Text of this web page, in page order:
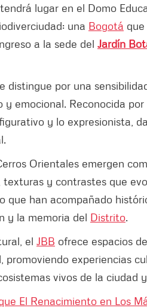
lugar en el Domo
una Bogotá
a la sede del Jardín
distingue por una
y emocional. Reconocida
y lo expresionista,
Orientales emergen
texturas y contrastes que
que han acompañado
y la memoria del Distrito.
el JBB ofrece espacios
promoviendo experiencias
vivos de la ciudad
El Renacimiento en Los